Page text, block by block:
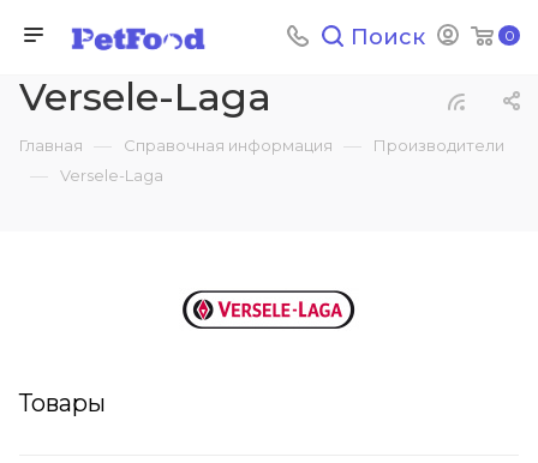
0
Поиск
Versele-Laga
Главная — Справочная информация — Производители
— Versele-Laga
Товары